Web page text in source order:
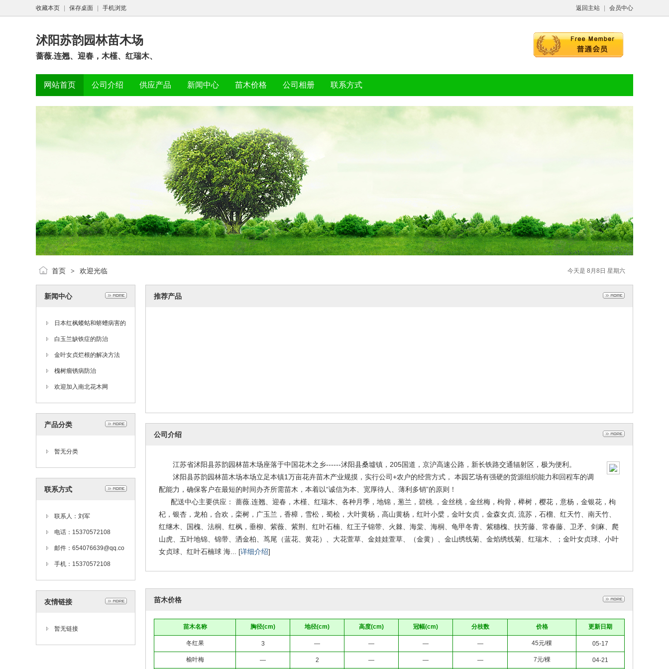
返回主站 会员中心
收藏本页 保存桌面 手机浏览
沭阳苏韵园林苗木场
蔷薇.连翘、迎春，木槿、红瑞木、
网站首页 公司介绍 供应产品 新闻中心 苗木价格 公司相册 联系方式
今天是 8月8日 星期六
首页 > 欢迎光临
新闻中心
日本红枫蝼蛄和蛴螬病害的
防治
白玉兰缺铁症的防治
金叶女贞烂根的解决方法
槐树瘤锈病防治
欢迎加入南北花木网
产品分类
暂无分类
联系方式
联系人：刘军
电话：15370572108
邮件：654076639@qq.co
m
手机：15370572108
友情链接
暂无链接
推荐产品
公司介绍
江苏省沭阳县苏韵园林苗木场座落于中国花木之乡------沭阳县桑墟镇，205国道，京沪高速公路，新长铁路交通辐射区，极为便利。
沭阳县苏韵园林苗木场本场立足本镇1万亩花卉苗木产业规摸，实行公司+农户的经营方式， 本园艺场有强硬的货源组织能力和回程车的调
配能力，确保客户在最短的时间办齐所需苗木，本着以“诚信为本、宽厚待人、薄利多销”的原则！
配送中心主要供应： 蔷薇.连翘、迎春，木槿、红瑞木、各种月季，地锦，葱兰，碧桃.，金丝桃，金丝梅，枸骨，榉树，樱花，意杨，金银花，枸
杞，银杏，龙柏，合欢，栾树，广玉兰，香樟，雪松，蜀桧，大叶黄杨，高山黄杨，红叶小檗，金叶女贞，金森女贞, 流苏，石榴、红天竹、南天竹、
红继木、国槐、法桐、红枫，垂柳、紫薇、紫荆、红叶石楠、红王子锦带、火棘、海棠、海桐、龟甲冬青、紫穗槐、扶芳藤、常春藤、卫矛、剑麻、爬
山虎、五叶地锦、锦带、洒金柏、茑尾（蓝花、黄花）、大花萱草、金娃娃萱草、（金黄）、金山绣线菊、金焰绣线菊、红瑞木、；金叶女贞球、小叶
女贞球、红叶石楠球 海... [详细介绍]
苗木价格
苗木名称 胸径(cm) 地径(cm) 高度(cm) 冠幅(cm) 分枝数 价格 更新日期
冬红果 3 — — — — 45元/棵 05-17
榆叶梅 — 2 — — — 7元/棵 04-21